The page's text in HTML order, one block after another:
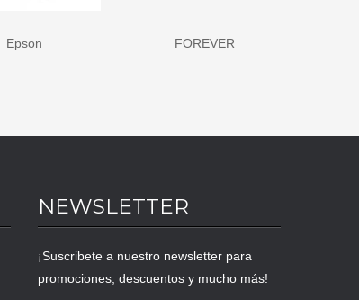
FOREVER HP - Hewlett Packard
NEWSLETTER
¡Suscribete a nuestro newsletter para
promociones, descuentos y mucho más!